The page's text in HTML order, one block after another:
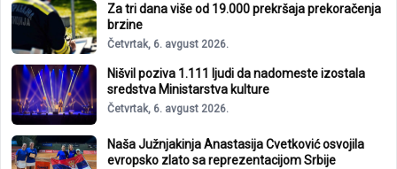
Za tri dana više od 19.000 prekršaja prekoračenja
brzine
Četvrtak, 6. avgust 2026.
Nišvil poziva 1.111 ljudi da nadomeste izostala
sredstva Ministarstva kulture
Četvrtak, 6. avgust 2026.
Naša Južnjakinja Anastasija Cvetković osvojila
evropsko zlato sa reprezentacijom Srbije